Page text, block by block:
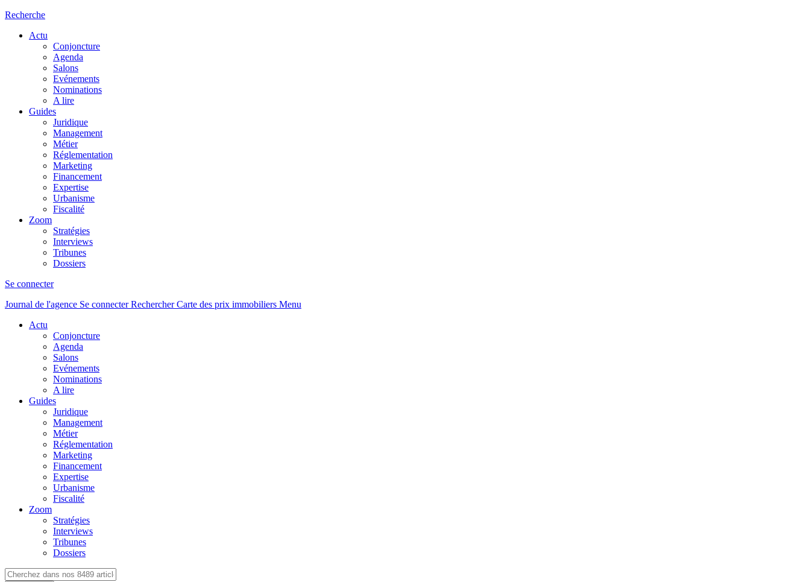
Recherche
Actu
Conjoncture
Agenda
Salons
Evénements
Nominations
A lire
Guides
Juridique
Management
Métier
Réglementation
Marketing
Financement
Expertise
Urbanisme
Fiscalité
Zoom
Stratégies
Interviews
Tribunes
Dossiers
Se connecter
Journal de l'agence Se connecterRechercher Carte des prix immobiliers Menu
Actu
Conjoncture
Agenda
Salons
Evénements
Nominations
A lire
Guides
Juridique
Management
Métier
Réglementation
Marketing
Financement
Expertise
Urbanisme
Fiscalité
Zoom
Stratégies
Interviews
Tribunes
Dossiers